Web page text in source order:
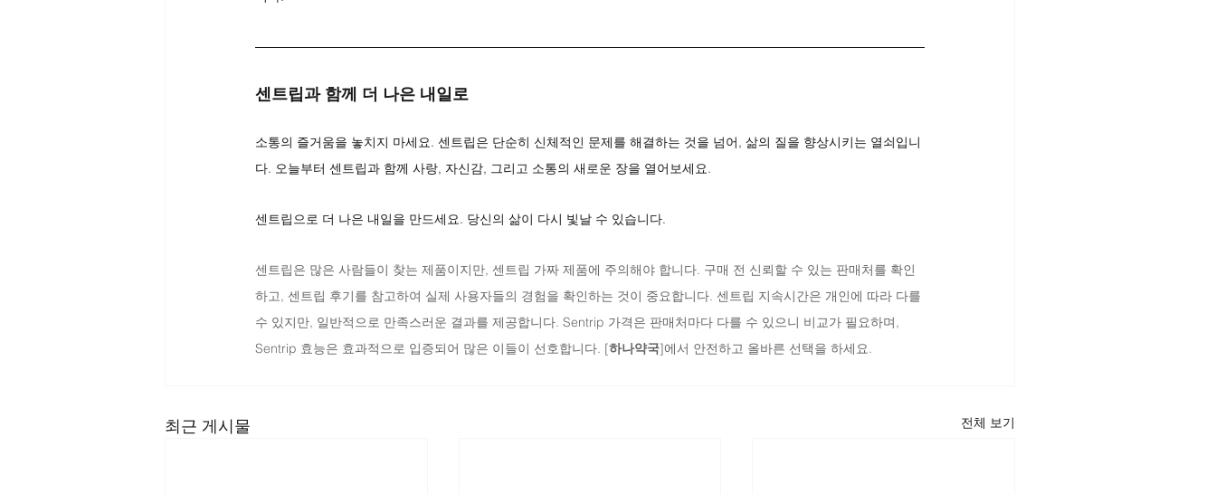
센트립과 함께 더 나은 내일로
소통의 즐거움을 놓치지 마세요. 센트립은 단순히 신체적인 문제를 해결하는 것을 넘어, 삶의 질을 향상시키는 열쇠입니
다. 오늘부터 센트립과 함께 사랑, 자신감, 그리고 소통의 새로운 장을 열어보세요.
센트립으로 더 나은 내일을 만드세요. 당신의 삶이 다시 빛날 수 있습니다.
센트립은 많은 사람들이 찾는 제품이지만, 센트립 가짜 제품에 주의해야 합니다. 구매 전 신뢰할 수 있는 판매처를 확인
하고, 센트립 후기를 참고하여 실제 사용자들의 경험을 확인하는 것이 중요합니다. 센트립 지속시간은 개인에 따라 다를
수 있지만, 일반적으로 만족스러운 결과를 제공합니다. Sentrip 가격은 판매처마다 다를 수 있으니 비교가 필요하며,
Sentrip 효능은 효과적으로 입증되어 많은 이들이 선호합니다. [하나약국]에서 안전하고 올바른 선택을 하세요.
최근 게시물 전체 보기